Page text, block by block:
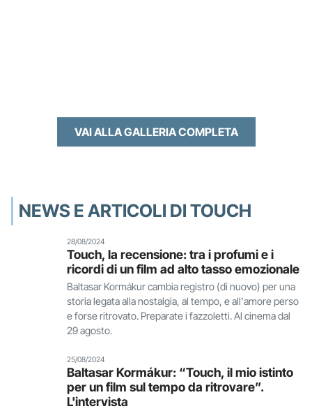
VAI ALLA GALLERIA COMPLETA
NEWS E ARTICOLI DI TOUCH
28/08/2024
Touch, la recensione: tra i profumi e i
ricordi di un film ad alto tasso emozionale
Baltasar Kormákur cambia registro (di nuovo) per una
storia legata alla nostalgia, al tempo, e all'amore perso
e forse ritrovato. Preparate i fazzoletti. Al cinema dal
29 agosto.
25/08/2024
Baltasar Kormákur: “Touch, il mio istinto
per un film sul tempo da ritrovare”.
L'intervista